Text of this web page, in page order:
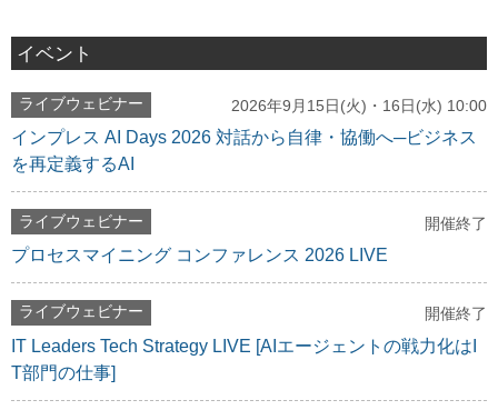
イベント
ライブウェビナー 2026年9月15日(火)・16日(水) 10:00
インプレス AI Days 2026 対話から自律・協働へ─ビジネス
を再定義するAI
ライブウェビナー 開催終了
プロセスマイニング コンファレンス 2026 LIVE
ライブウェビナー 開催終了
IT Leaders Tech Strategy LIVE [AIエージェントの戦力化はI
T部門の仕事]